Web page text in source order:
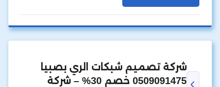
شركة تصميم شبكات الري بصبيا
0509091475 خصم 30% – شركة